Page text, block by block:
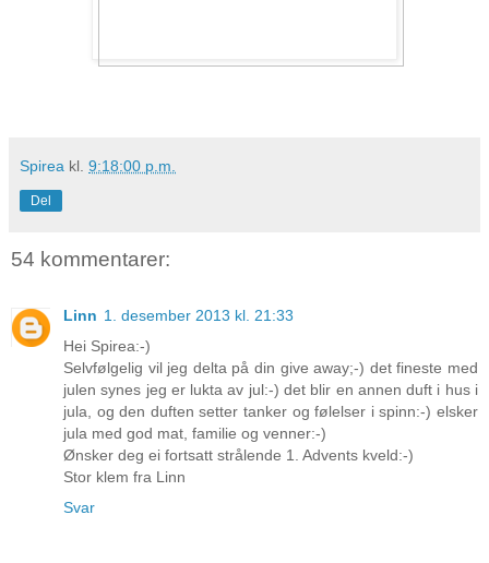
Spirea kl. 9:18:00 p.m.
Del
54 kommentarer:
Linn 1. desember 2013 kl. 21:33
Hei Spirea:-)
Selvfølgelig vil jeg delta på din give away;-) det fineste med
julen synes jeg er lukta av jul:-) det blir en annen duft i hus i
jula, og den duften setter tanker og følelser i spinn:-) elsker
jula med god mat, familie og venner:-)
Ønsker deg ei fortsatt strålende 1. Advents kveld:-)
Stor klem fra Linn
Svar